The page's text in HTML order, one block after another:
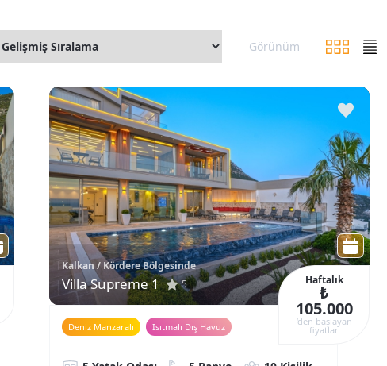
Görünüm
Kalkan / Kördere Bölgesinde
Villa Supreme 1 5 Haftalık
₺
105.000
‘den başlayan
fiyatlar
Deniz Manzaralı Isıtmalı Dış Havuz